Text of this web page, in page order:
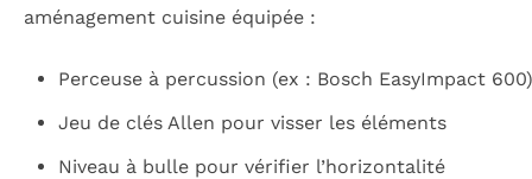
aménagement cuisine équipée :
Perceuse à percussion (ex : Bosch EasyImpact 600)
Jeu de clés Allen pour visser les éléments
Niveau à bulle pour vérifier l’horizontalité